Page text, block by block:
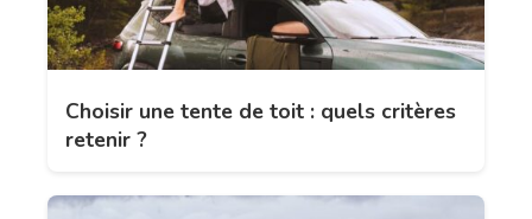
Choisir une tente de toit : quels critères
retenir ?